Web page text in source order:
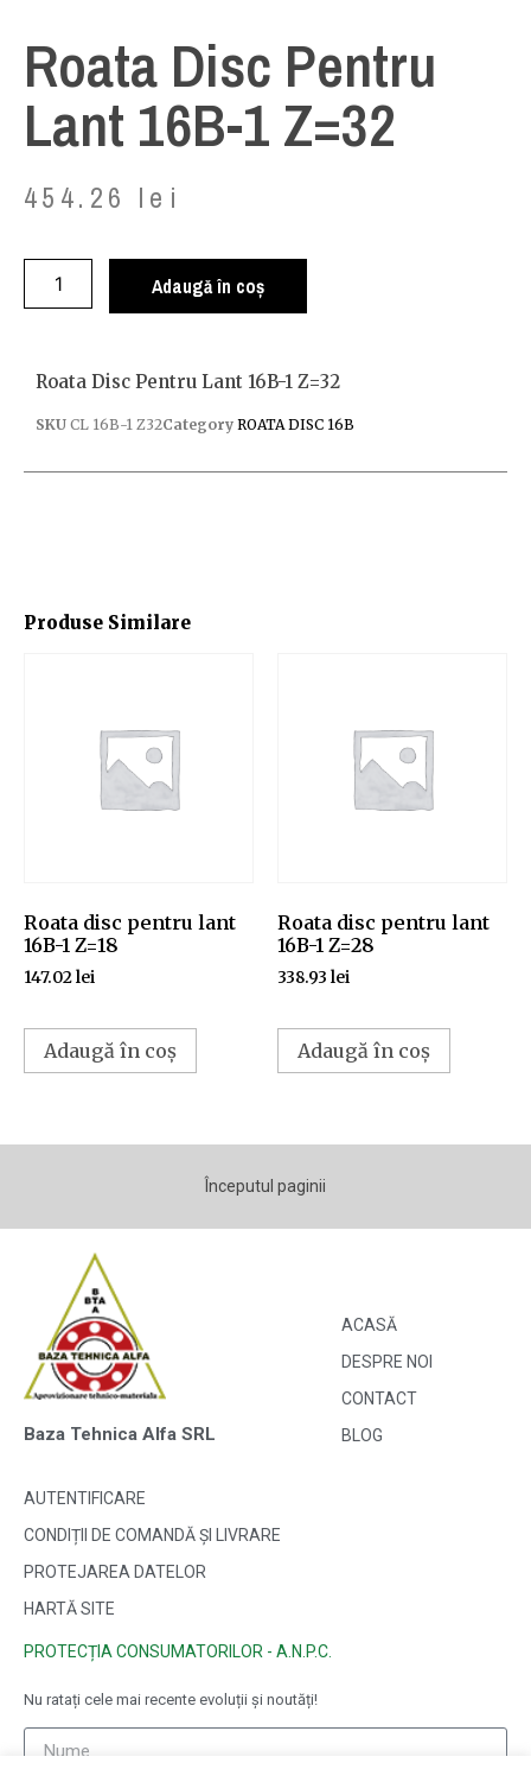
Roata Disc Pentru
Lant 16B-1 Z=32
454.26 lei
Adaugă în coș
Produse Similare
Roata disc pentru lant
16B-1 Z=18
147.02lei
Adaugă în coș
Roata disc pentru lant
16B-1 Z=28
338.93 lei
Adaugă în coș
Roata Disc Pentru Lant 16B-1 Z=32
SKU CL 16B-1 Z32Category ROATA DISC 16B
Începutul paginii
Baza Tehnica Alfa SRL
ACASĂ
DESPRE NOI
CONTACT
BLOG
AUTENTIFICARE
CONDIȚII DE COMANDĂ ȘI LIVRARE
PROTEJAREA DATELOR
HARTĂ SITE
PROTECȚIA CONSUMATORILOR - A.N.P.C.
Nu ratați cele mai recente evoluții și noutăți!